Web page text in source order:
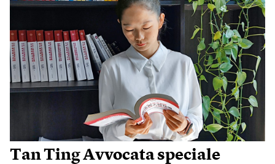
Tan Ting Avvocata speciale